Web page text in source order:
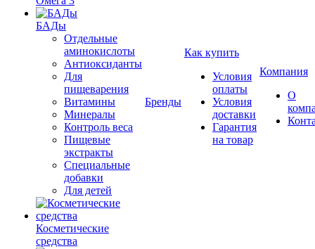
БАДы
Отдельные
аминокислоты
Антиоксиданты
Для
пищеварения
Витамины
Минералы
Контроль веса
Пищевые
экстракты
Специальные
добавки
Для детей
Косметические
средства
Бренды
Как купить
Условия
оплаты
Условия
доставки
Гарантия
на товар
Компания
О